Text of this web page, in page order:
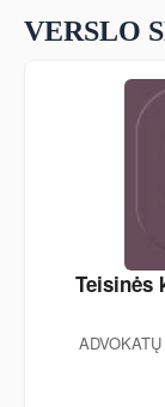
VERSLO
Teisinės